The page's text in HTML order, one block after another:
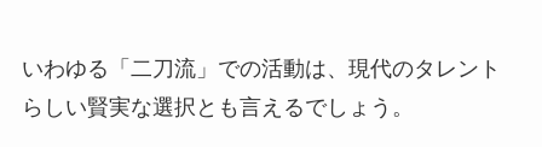
いわゆる「二刀流」での活動は、現代のタレント
らしい賢実な選択とも言えるでしょう。